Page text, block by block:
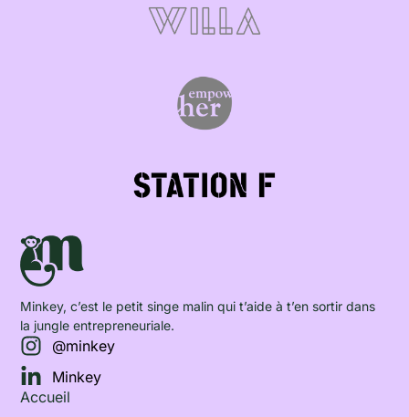
Minkey, c’est le petit singe malin qui t’aide à t’en sortir dans
la jungle entrepreneuriale.
Accueil
@minkey
Minkey